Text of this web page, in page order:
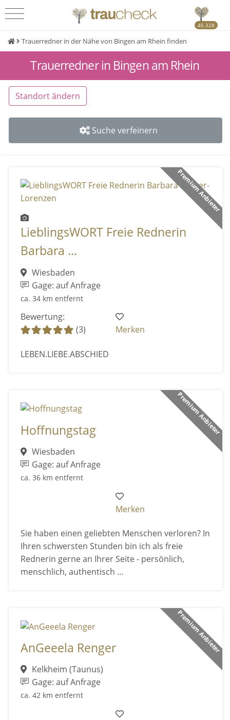
45.328
Trauerredner in der Nähe von Bingen am Rhein finden
Trauerredner in Bingen am Rhein
Standort ändern
Suche verfeinern
Premium Anbieter
LieblingsWORT Freie Rednerin
Barbara ...
Wiesbaden
Gage: auf Anfrage
ca. 34 km entfernt
Bewertung:
(3)
Merken
LEBEN.LIEBE.ABSCHIED
Premium Anbieter
Hoffnungstag
Wiesbaden
Gage: auf Anfrage
ca. 36 km entfernt
Merken
Sie haben einen geliebten Menschen verloren? In
Ihren schwersten Stunden bin ich als freie
Rednerin gerne an Ihrer Seite - persönlich,
menschlich, authentisch ...
Premium Anbieter
AnGeeela Renger
Kelkheim (Taunus)
Gage: auf Anfrage
ca. 42 km entfernt